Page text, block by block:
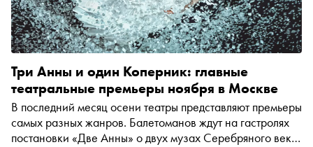
Три Анны и один Коперник: главные
театральные премьеры ноября в Москве
В последний месяц осени театры представляют премьеры
самых разных жанров. Балетоманов ждут на гастролях
постановки «Две Анны» о двух музах Серебряного века